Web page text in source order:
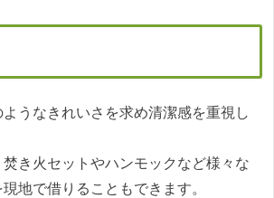
ようなきれいさを求め清潔感を重視し
き火セットやハンモックなど様々な
地で借りることもできます。